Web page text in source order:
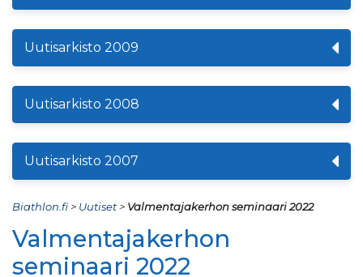
Uutisarkisto 2009
Uutisarkisto 2008
Uutisarkisto 2007
Biathlon.fi> Uutiset> Valmentajakerhon seminaari 2022
Valmentajakerhon
seminaari 2022